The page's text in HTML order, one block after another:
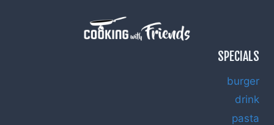
SPECIALS
burger
drink
pasta